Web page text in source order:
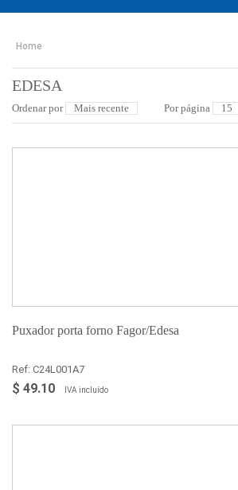
Home
EDESA
Ordenar por Por página
Puxador porta forno Fagor/Edesa
Ref: C24L001A7
$ 49.10 IVA incluído